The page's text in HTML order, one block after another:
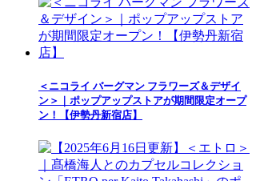
＜ニコライ バーグマン フラワーズ＆デザイ
ン＞｜ポップアップストアが期間限定オープ
ン！【伊勢丹新宿店】